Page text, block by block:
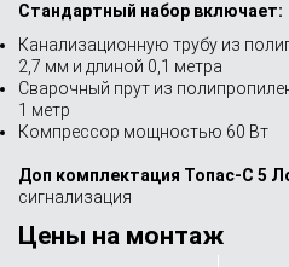
Стандартный набор включает:
Канализационную трубу из
2,7 мм и длиной 0,1 метра
Сварочный прут из
1 метр
Компрессор мощностью 60 Вт
Доп комплектация Топас-С 5
сигнализация
Цены на монтаж